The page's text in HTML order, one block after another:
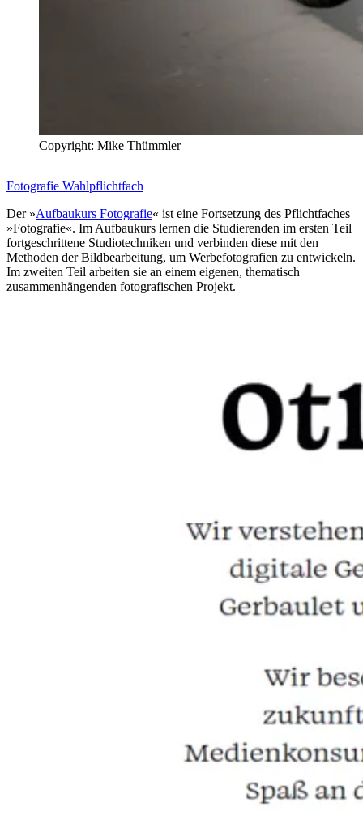
Copyright: Mike Thümmler
Fotografie Wahlpflichtfach
Der »Aufbaukurs Fotografie« ist eine Fortsetzung des Pflichtfaches
»Fotografie«. Im Aufbaukurs lernen die Studierenden im ersten Teil
fortgeschrittene Studiotechniken und verbinden diese mit den
Methoden der Bildbearbeitung, um Werbefotografien zu entwickeln.
Im zweiten Teil arbeiten sie an einem eigenen, thematisch
zusammenhängenden fotografischen Projekt.